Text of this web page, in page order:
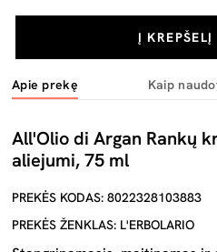
Į KREPŠELĮ
Apie prekę Kaip
All'Olio di Argan Rankų
aliejumi, 75 ml
PREKĖS KODAS: 8022328103883
PREKĖS ŽENKLAS: L'ERBOLARIO